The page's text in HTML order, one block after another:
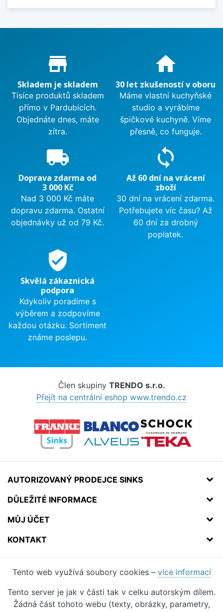
Proč nakupovat u nás?
store_mall_directory
Skladem je skladem
Tisíce produktů skladem
přímo v Pardubicích.
Objednáte dnes, máte
zítra.
home
30 let zkušeností v oboru
Máme vlastní kuchyňské
studio a vyrábíme
špičkové kuchyně. Víme
přesně, co funguje.
local_shipping
Doprava zdarma od
3 000 Kč
Nad 3 000 Kč máte
dopravu zdarma. Ostatní
objednávky už od 79 Kč.
sync
Až 60 dní na vrácení
zboží
30 dní na vrácení zdarma.
Potřebujete víc času? Až
60 dní za drobný
poplatek.
verified_user
Skvělá zákaznická
podpora
Kdykoliv poradíme s
výběrem a zodpovíme
každou otázku. Sortiment
známe poslepu.
Člen skupiny TRENDO s.r.o.
Přejít na centrální eshop www.trendo.cz
AUTORIZOVANÝ PRODEJCE SINKS
DŮLEŽITÉ INFORMACE
MŮJ ÚČET
KONTAKT
Tento web využívá soubory cookies – více informací
Tento server je jak v části tak v celku autorským dílem.
Žádná část tohoto webu (texty, obrázky, parametry,